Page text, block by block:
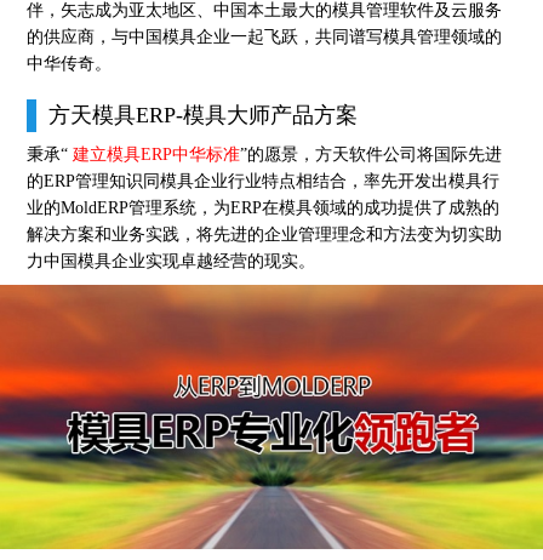
伴，矢志成为亚太地区、中国本土最大的模具管理软件及云服务
的供应商，与中国模具企业一起飞跃，共同谱写模具管理领域的
中华传奇。
方天模具ERP-模具大师产品方案
秉承“建立模具ERP中华标准”的愿景，方天软件公司将国际先进
的ERP管理知识同模具企业行业特点相结合，率先开发出模具行
业的MoldERP管理系统，为ERP在模具领域的成功提供了成熟的
解决方案和业务实践，将先进的企业管理理念和方法变为切实助
力中国模具企业实现卓越经营的现实。